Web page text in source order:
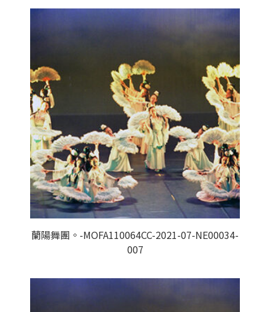
蘭陽舞團。-MOFA110064CC-2021-07-NE00034-
007